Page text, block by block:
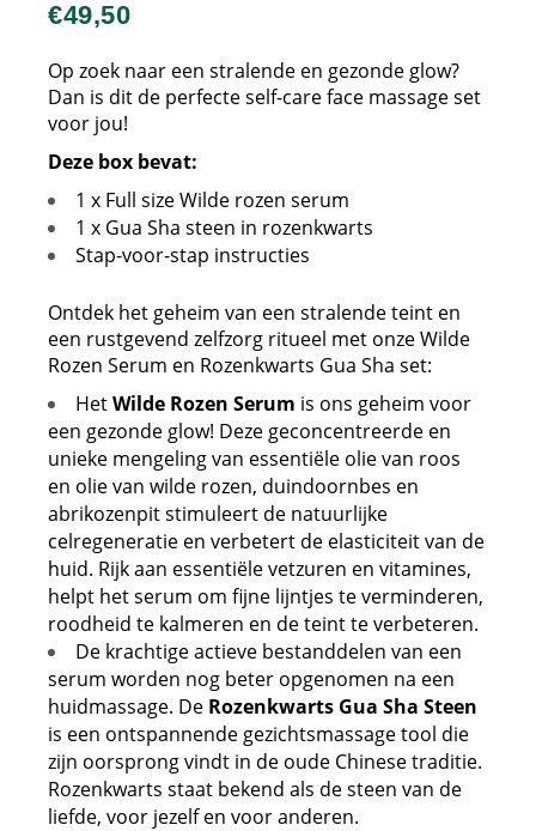
€49,50
Op zoek naar een stralende en gezonde glow?
Dan is dit de perfecte self-care face massage set
voor jou!
Deze box bevat:
1 x Full size Wilde rozen serum
1 x Gua Sha steen in rozenkwarts
Stap-voor-stap instructies
Ontdek het geheim van een stralende teint en
een rustgevend zelfzorg ritueel met onze Wilde
Rozen Serum en Rozenkwarts Gua Sha set:
HetWilde Rozen Serum is ons geheim voor
een gezonde glow! Deze geconcentreerde en
unieke mengeling van essentiële olie van roos
en olie van wilde rozen, duindoornbes en
abrikozenpit stimuleert de natuurlijke
celregeneratie en verbetert de elasticiteit van de
huid. Rijk aan essentiële vetzuren en vitamines,
helpt het serum om fijne lijntjes te verminderen,
roodheid te kalmeren en de teint te verbeteren.
De krachtige actieve bestanddelen van een
serum worden nog beter opgenomen na een
huidmassage. De Rozenkwarts Gua Sha Steen
is een ontspannende gezichtsmassage tool die
zijn oorsprong vindt in de oude Chinese traditie.
Rozenkwarts staat bekend als de steen van de
liefde, voor jezelf en voor anderen.